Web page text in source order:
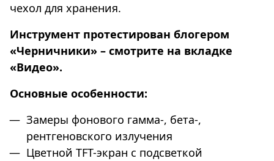
чехол для хранения.
Инструмент протестирован блогером
«Черничники» – смотрите на вкладке
«Видео».
Основные особенности:
Замеры фонового гамма-, бета-,
рентгеновского излучения
Цветной TFT-экран с подсветкой